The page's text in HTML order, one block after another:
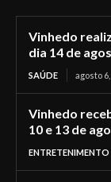
Vinhedo
dia 14 de
SAÚDE agosto
Vinhedo
10 e 13 de
ENTRETENIMENTO